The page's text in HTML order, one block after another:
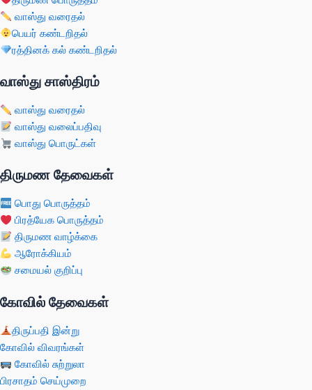
வாஸ்து வரைதல்
பெயர் கண்டறிதல்
ரத்தினக் கல் கண்டறிதல்
வாஸ்து சாஸ்திரம்
வாஸ்து வரைதல்
வாஸ்து வலைப்பதிவு
வாஸ்து பொருட்கள்
திருமண தேவைகள்
பொது பொருத்தம்
பிரத்யேக பொருத்தம்
திருமண வாழ்க்கை
ஆரோக்கியம்
சமையல் குறிப்பு
கோவில் தேவைகள்
திருப்பதி இன்று
கோவில் விவரங்கள்
கோவில் சுற்றுலா
பிரசாதம் செய்முறை